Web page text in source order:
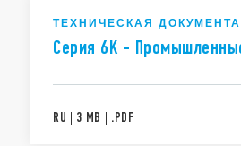
ТЕХНИЧЕСКАЯ
Серия 6K -
RU | 3 MB | .PDF